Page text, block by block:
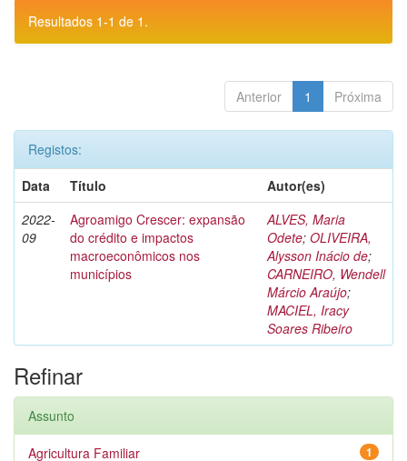
Resultados 1-1 de 1.
Anterior 1 Próxima
Registos:
Data
Título
Autor(es)
2022-
09
Agroamigo Crescer: expansão
do crédito e impactos
macroeconômicos nos
municípios
ALVES, Maria
Odete; OLIVEIRA,
Alysson Inácio de;
CARNEIRO, Wendell
Márcio Araújo;
MACIEL, Iracy
Soares Ribeiro
Refinar
Assunto
1
Agricultura Familiar